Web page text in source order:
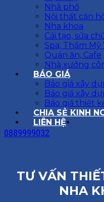
Nhà phố
Nội thất căn
Nha khoa
Cải tạo, sửa
Spa, Thẩm Mỹ
Quán ăn, Cafe
Nhà xưởng
BÁO GIÁ
Báo giá xây
Báo giá xây
Báo giá thiết
CHIA SẺ KINH
LIÊN HỆ
0889999032
TƯ VẤN
NHA